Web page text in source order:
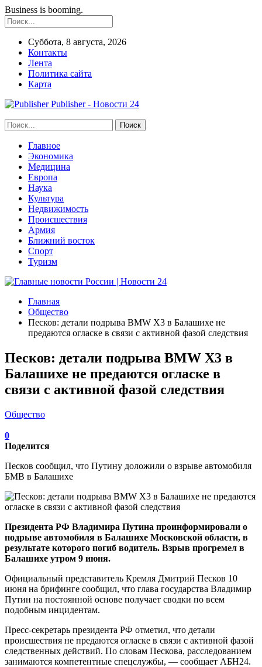
Business is booming.
Суббота, 8 августа, 2026
Контакты
Лента
Политика сайта
Карта
Publisher - Новости 24
Главное
Экономика
Медицина
Европа
Наука
Культура
Недвижимость
Происшествия
Армия
Ближний восток
Спорт
Туризм
Главная
Общество
Песков: детали подрыва BMW X3 в Балашихе не
предаются огласке в связи с активной фазой следствия
Песков: детали подрыва BMW X3 в
Балашихе не предаются огласке в
связи с активной фазой следствия
Общество
0
Поделится
Песков сообщил, что Путину доложили о взрыве автомобиля
БМВ в Балашихе
Президента РФ Владимира Путина проинформировали о
подрыве автомобиля в Балашихе Московской области, в
результате которого погиб водитель. Взрыв прогремел в
Балашихе утром 9 июня.
Официальный представитель Кремля Дмитрий Песков 10
июня на брифинге сообщил, что глава государства Владимир
Путин на постоянной основе получает сводки по всем
подобным инцидентам.
Пресс-секретарь президента РФ отметил, что детали
происшествия не предаются огласке в связи с активной фазой
следственных действий. По словам Пескова, расследованием
занимаются компетентные спецслужбы, — сообщает АБН24.